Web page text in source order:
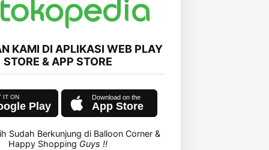
KAMI DI APLIKASI WEB PLAY
STORE & APP STORE
Play App Store
Sudah Berkunjung di Balloon Corner &
Happy Shopping Guys !!